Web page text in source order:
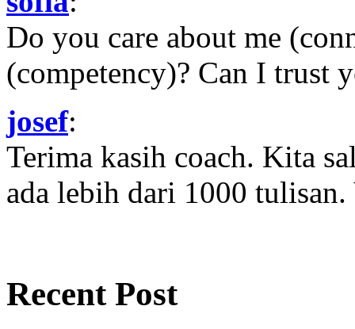
Do you care about me
(competency)? Can I trust
josef:
Terima kasih coach. Kita
ada lebih dari 1000 tulisan.
Recent Post